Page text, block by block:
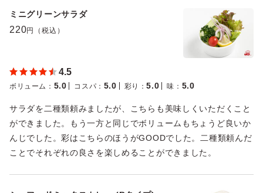
ミニグリーンサラダ
220円（税込）
4.5
ボリューム ： 5.0 コスパ ： 5.0 彩り ：5.0 味 ： 5.0
サラダを二種類頼みましたが、こちらも美味しくいただくこと
ができました。もう一方と同じでボリュームもちょうど良いか
んじでした。彩はこちらのほうがGOODでした。二種類頼んだ
ことでそれぞれの良さを楽しめることができました。